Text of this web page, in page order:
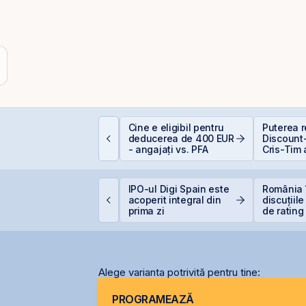
Cine e eligibil pentru
deducerea de 400 EUR
- angajați vs. PFA
Puterea
Cris-Tim
a
IPO-ul Digi Spain este
acoperit integral din
prima zi
România
de
Alege varianta potrivită pentru tine:
PROGRAMEAZĂ